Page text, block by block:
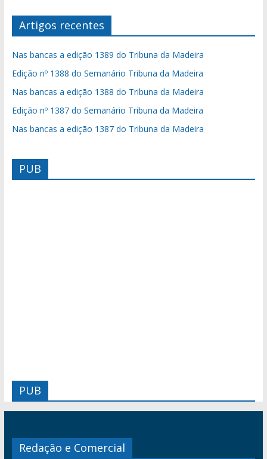
Artigos recentes
Nas bancas a edição 1389 do Tribuna da Madeira
Edição nº 1388 do Semanário Tribuna da Madeira
Nas bancas a edição 1388 do Tribuna da Madeira
Edição nº 1387 do Semanário Tribuna da Madeira
Nas bancas a edição 1387 do Tribuna da Madeira
PUB
PUB
Redação e Comercial